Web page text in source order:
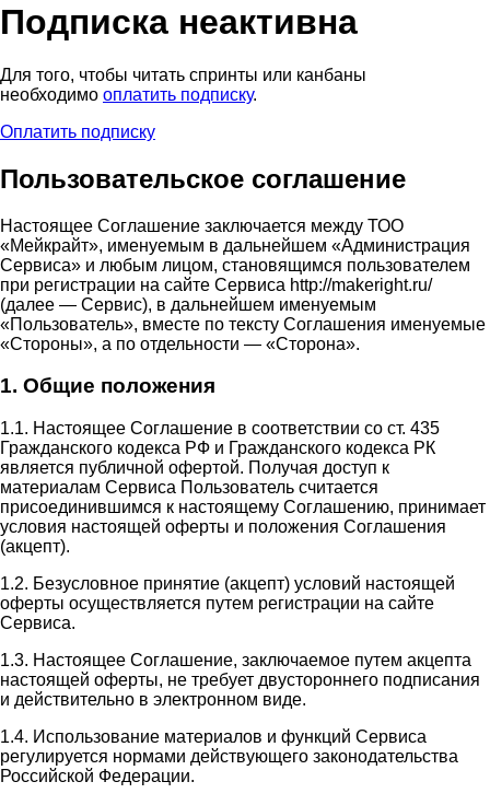
Подписка неактивна
Для того, чтобы читать спринты или канбаны
необходимо оплатить подписку.
Оплатить подписку
Пользовательское соглашение
Настоящее Соглашение заключается между ТОО
«Мейкрайт», именуемым в дальнейшем «Администрация
Сервиса» и любым лицом, становящимся пользователем
при регистрации на сайте Сервиса http://makeright.ru/
(далее — Сервис), в дальнейшем именуемым
«Пользователь», вместе по тексту Соглашения именуемые
«Стороны», а по отдельности — «Сторона».
1. Общие положения
1.1. Настоящее Соглашение в соответствии со ст. 435
Гражданского кодекса РФ и Гражданского кодекса РК
является публичной офертой. Получая доступ к
материалам Сервиса Пользователь считается
присоединившимся к настоящему Соглашению, принимает
условия настоящей оферты и положения Соглашения
(акцепт).
1.2. Безусловное принятие (акцепт) условий настоящей
оферты осуществляется путем регистрации на сайте
Сервиса.
1.3. Настоящее Соглашение, заключаемое путем акцепта
настоящей оферты, не требует двустороннего подписания
и действительно в электронном виде.
1.4. Использование материалов и функций Сервиса
регулируется нормами действующего законодательства
Российской Федерации.